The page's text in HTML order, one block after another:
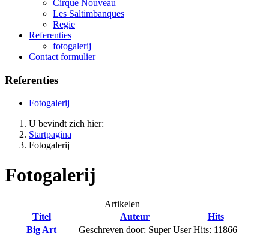
Cirque Nouveau
Les Saltimbanques
Regie
Referenties
fotogalerij
Contact formulier
Referenties
Fotogalerij
U bevindt zich hier:
Startpagina
Fotogalerij
Fotogalerij
Artikelen
Titel
Auteur
Hits
Big Art
Geschreven door: Super User Hits: 11866